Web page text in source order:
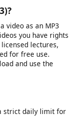
the source video
your internet
too large for your
changed its URL
the video URL still
the URL again and
platform may be
platform may